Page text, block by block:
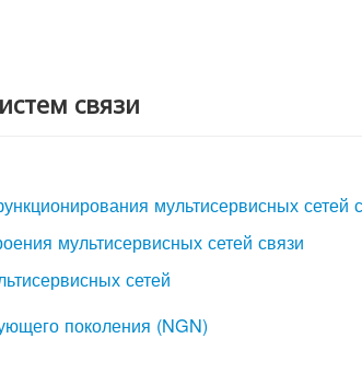
связи
мультисервисных сетей
мультисервисных сетей связи
сетей
поколения (NGN)